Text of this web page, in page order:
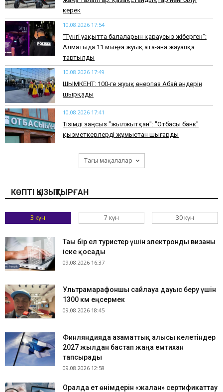
керек
10.08.2026 17:54
"Түнгі уақытта балаларын қараусыз жіберген":
Алматыда 11 мыңға жуық ата-ана жауапқа
тартылды
10.08.2026 17:49
ШЫМКЕНТ: 100-ге жуық өнерпаз Абай әндерін
шырқады
10.08.2026 17:41
Тізімді заңсыз "жылжытқан": "Отбасы банк"
қызметкерлерді жұмыстан шығарды
Тағы мақалалар
КӨПТІ ҚЫЗЫҚТЫРҒАН
3 күн 7 күн 30 күн
Тағы бір ел туристер үшін электронды визаны
іске қосады
09.08.2026 16:37
Ультрамарафоншы сайлауға дауыс беру үшін
1300 км еңсермек
09.08.2026 18:45
Финляндияда азаматтық алғысы келетіндер
2027 жылдан бастап жаңа емтихан
тапсырады
09.08.2026 12:58
Оралда ет өнімдерін «жалған» сертификаттау